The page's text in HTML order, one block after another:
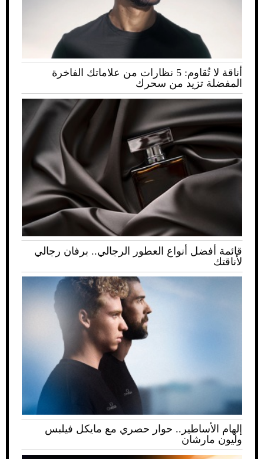
أناقة لا تُقاوم: 5 نظارات من علاماتك الفاخرة
المفضلة تزيد من سحرك
قائمة أفضل أنواع العطور الرجالي.. برفان رجالي
لأناقتك
إلهام الأساطير.. حوار حصري مع مايكل فيلبس
وليون مارشان